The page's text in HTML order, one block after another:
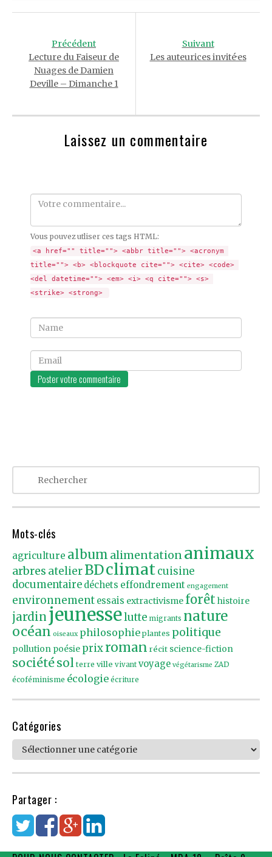
navigationPrécédent
Lecture du Faiseur de
Nuages de Damien
Deville – Dimanche 1
Suivant
Les auteurices invité·es
Laissez un commentaire
Comment
Vous pouvez utliser ces tags HTML:
<a href="" title=""> <abbr title=""> <acronym
title=""> <b> <blockquote cite=""> <cite> <code>
<del datetime=""> <em> <i> <q cite=""> <s>
<strike> <strong>
Name
Email
Mots-clés
agriculture album alimentationanimaux
arbres atelierBDclimatcuisine
documentaire déchets effondrement engagement
environnement essais extractivisme forêthistoire
jardin jeunesselutte migrants nature
océan oiseaux philosophie plantes politique
pollution poésie prixroman récit science-fiction
sociétésol terre ville vivant voyage végétarisme ZAD
écoféminisme écologie écriture
Catégories
Catégories
Partager :